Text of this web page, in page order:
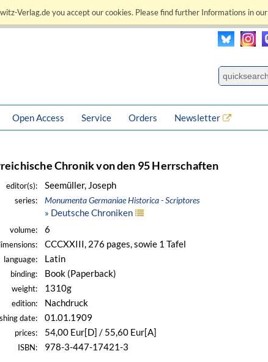
Verlag.de you accept our cookies. Please find further Informations in our
Open Access Service Orders Newsletter
Chronik von den 95 Herrschaften
editor(s): Seemüller, Joseph
series: Monumenta Germaniae Historica - Scriptores
» Deutsche Chroniken
volume: 6
CCCXXIII, 276 pages, sowie 1 Tafel
language: Latin
binding: Book (Paperback)
weight: 1310g
edition: Nachdruck
date: 01.01.1909
prices: 54,00 Eur[D] / 55,60 Eur[A]
ISBN: 978-3-447-17421-3